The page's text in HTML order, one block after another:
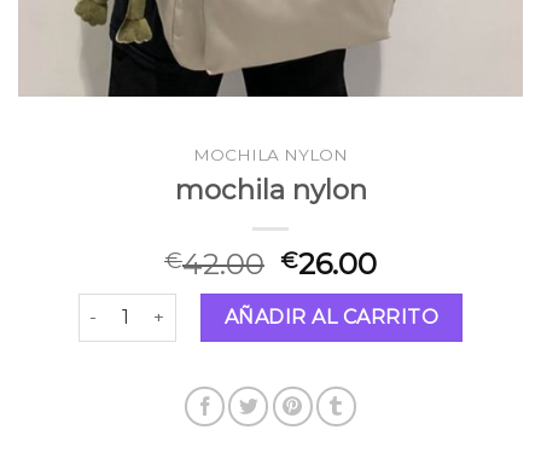
MOCHILA NYLON
mochila nylon
€42.00 €26.00
mochila nylon cantidadAÑADIR AL CARRITO